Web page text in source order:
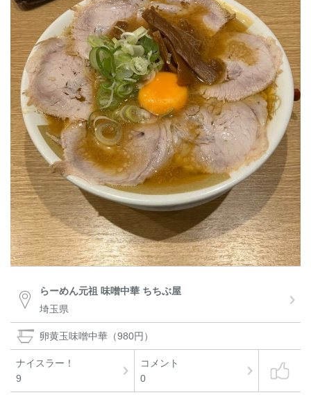
らーめん元祖 味噌中華 ちちぶ屋
埼玉県
卵黄玉味噌中華（980円）
ナイスラー！
9
コメント
0